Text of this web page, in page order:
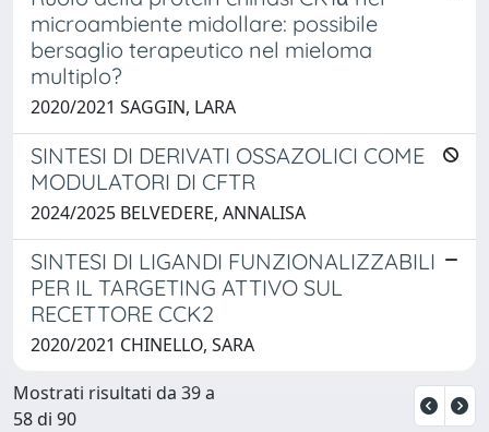
microambiente midollare: possibile
bersaglio terapeutico nel mieloma
multiplo?
2020/2021 SAGGIN, LARA
SINTESI DI DERIVATI OSSAZOLICI COME
MODULATORI DI CFTR
2024/2025 BELVEDERE, ANNALISA
SINTESI DI LIGANDI FUNZIONALIZZABILI
PER IL TARGETING ATTIVO SUL
RECETTORE CCK2
2020/2021 CHINELLO, SARA
Mostrati risultati da 39 a
58 di 90